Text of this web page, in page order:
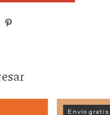
Envío gratis